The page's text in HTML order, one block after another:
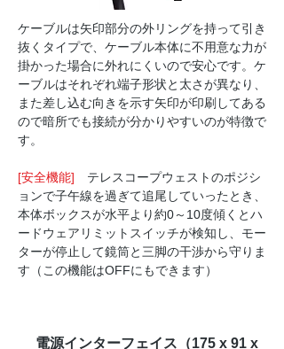
ケーブルは矢印部分の外リングを持って引き
抜くタイプで、ケーブル本体に不用意な力が
掛かった場合に外れにくいので安心です。ケ
ーブルはそれぞれ端子形状と太さが異なり、
また差し込む向きを示す矢印が印刷してある
ので暗所でも接続が分かりやすいのが特徴で
す。
[安全機能] テレスコープウェストのポジシ
ョンで子午線を過ぎて追尾していったとき、
本体ボックスが水平より約0～10度傾くとハ
ードウェアリミットスイッチが検知し、モー
ターが停止して鏡筒と三脚の干渉から守りま
す（この機能はOFFにもできます）
電源インターフェイス（175 x 91 x